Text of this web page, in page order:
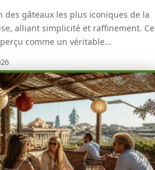
des gâteaux les plus iconiques de la
alliant simplicité et raffinement. Ce
comme un véritable…